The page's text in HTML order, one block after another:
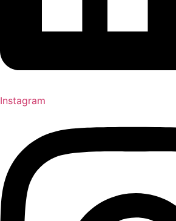
Instagram